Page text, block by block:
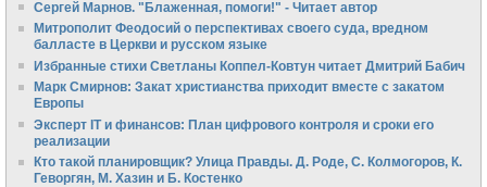
Сергей Марнов. "Блаженная, помоги!" - Читает автор
Митрополит Феодосий о перспективах своего суда, вредном
балласте в Церкви и русском языке
Избранные стихи Светланы Коппел-Ковтун читает Дмитрий Бабич
Марк Смирнов: Закат христианства приходит вместе с закатом
Европы
Эксперт IT и финансов: План цифрового контроля и сроки его
реализации
Кто такой планировщик? Улица Правды. Д. Роде, С. Колмогоров, К.
Геворгян, М. Хазин и Б. Костенко